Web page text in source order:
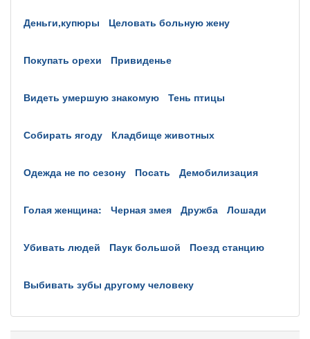
деньги,купюры целовать больную жену
покупать орехи привиденье
видеть умершую знакомую тень птицы
собирать ягоду кладбище животных
одежда не по сезону посать демобилизация
голая женщина: черная змея дружба лошади
убивать людей паук большой поезд станцию
выбивать зубы другому человеку